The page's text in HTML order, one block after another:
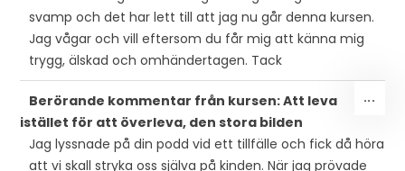
svamp och det har lett till att jag nu går denna kursen.
Jag vågar och vill eftersom du får mig att känna mig
trygg, älskad och omhändertagen. Tack
Berörande kommentar från kursen: Att leva
istället för att överleva, den stora bilden
Jag lyssnade på din podd vid ett tillfälle och fick då höra
att vi skall stryka oss själva på kinden. När jag prövade
...